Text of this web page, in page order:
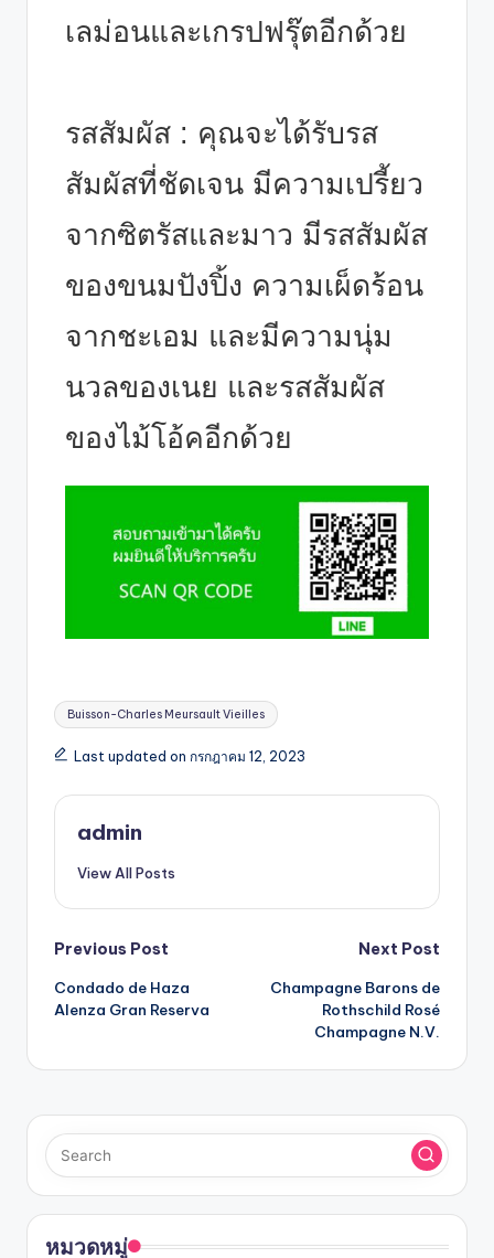
เลม่อนและเกรปฟรุ๊ตอีกด้วย
รสสัมผัส : คุณจะได้รับรส
สัมผัสที่ชัดเจน มีความเปรี้ยว
จากซิตรัสและมาว มีรสสัมผัส
ของขนมปังปิ้ง ความเผ็ดร้อน
จากชะเอม และมีความนุ่ม
นวลของเนย และรสสัมผัส
ของไม้โอ้คอีกด้วย
Buisson-Charles Meursault Vieilles
Last updated on กรกฎาคม 12, 2023
admin
View All Posts
Previous Post
Condado de Haza
Alenza Gran Reserva
Next Post
Champagne Barons de
Rothschild Rosé
Champagne N.V.
หมวดหมู่